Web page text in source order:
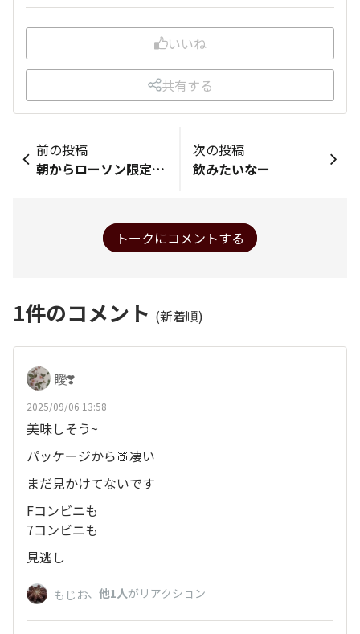
いいね
共有する
前の投稿
朝からローソン限定「スペシャルリラッくじ」の発売情報を知り、 購入欲がバク上がりしています。 肉まん持ってるチャイロイコグマが愛おしい😍 ニマニマしながら引いたおみくじは「半凶」😲‼ ヤケになったので厄払いを込めて、 adoになり「私は、半凶～～🙌」と歌って踊ってたら そんな半凶を嬉しそうにする奴はいないと突っ込まれました😑ﾌﾑ
次の投稿
飲みたいなー
トークにコメントする
1件のコメント (新着順)
瞹❣️
2025/09/06 13:58
美味しそう~
パッケージから🍑凄い
まだ見かけてないです
Fコンビニも
7コンビニも
見逃し
もじお、 他1人がリアクション